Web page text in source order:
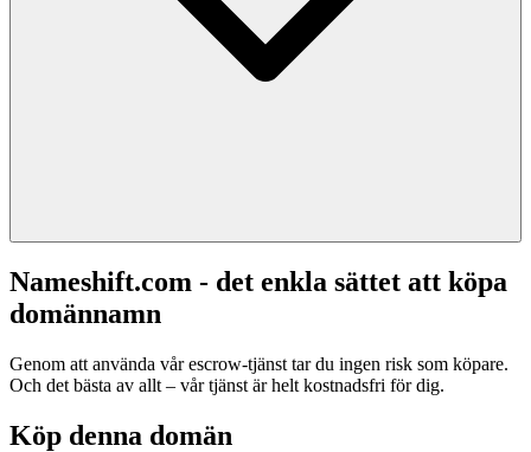
Nameshift.com - det enkla sättet att köpa
domännamn
Genom att använda vår escrow-tjänst tar du ingen risk som köpare.
Och det bästa av allt – vår tjänst är helt kostnadsfri för dig.
Köp denna domän